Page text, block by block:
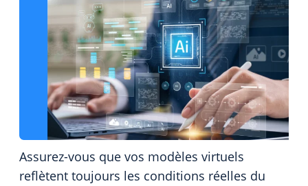
Assurez-vous que vos modèles virtuels
reflètent toujours les conditions réelles du